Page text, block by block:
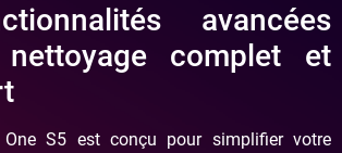
avancées
complet et
S5 est conçu pour simplifier votre